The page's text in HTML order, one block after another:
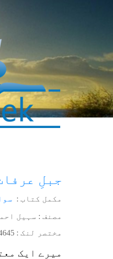
جبلِ
مکمل کتاب :
مصنف : سہیل
مختصر لنک :
میرے ایک